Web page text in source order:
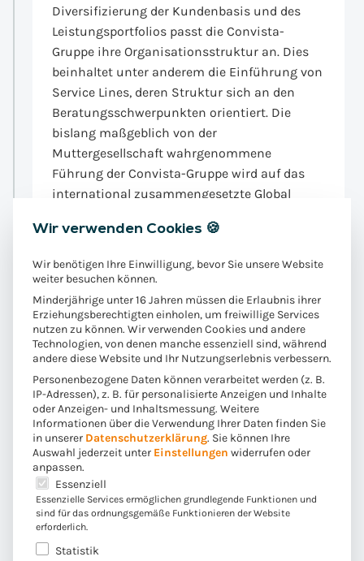
Diversifizierung der Kundenbasis und des
Leistungsportfolios passt die Convista-
Gruppe ihre Organisationsstruktur an. Dies
beinhaltet unter anderem die Einführung von
Service Lines, deren Struktur sich an den
Beratungsschwerpunkten orientiert. Die
bislang maßgeblich von der
Muttergesellschaft wahrgenommene
Führung der Convista-Gruppe wird auf das
international zusammengesetzte Global
2013
:Convista wird SAP Gold-
Partner
Durch die Fülle erfolgreich abgeschlossener
Projekte erreicht Convista den SAP Gold-
Partner Status innerhalb der Value Added
Reseller (VAR).
Aufgrund eines enormen Marktpotentials
eröffnet Convista eine Geschäftsstelle in Tel
Wir verwenden Cookies 🍪
Wir benötigen Ihre Einwilligung, bevor Sie unsere Website
weiter besuchen können.
Minderjährige unter 16 Jahren müssen die Erlaubnis ihrer
Erziehungsberechtigten einholen, um freiwillige Services
nutzen zu können. Wir verwenden Cookies und andere
Technologien, von denen manche essenziell sind, während
andere diese Website und Ihr Nutzungserlebnis verbessern.
Personenbezogene Daten können verarbeitet werden (z. B.
IP-Adressen), z. B. für personalisierte Anzeigen und Inhalte
oder Anzeigen- und Inhaltsmessung. Weitere
Informationen über die Verwendung Ihrer Daten finden Sie
in unserer Datenschutzerklärung. Sie können Ihre
Auswahl jederzeit unter Einstellungen widerrufen oder
anpassen.
Es folgt eine Liste der Service-Gruppen, für die eine
Essenziell
Essenzielle Services ermöglichen grundlegende Funktionen und
sind für das ordnungsgemäße Funktionieren der Website
erforderlich.
Statistik